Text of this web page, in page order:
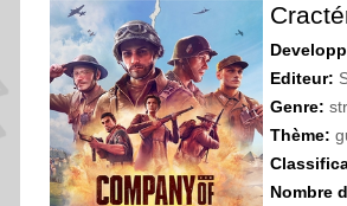
Editeur:
Genre:
Thème:
Nombre